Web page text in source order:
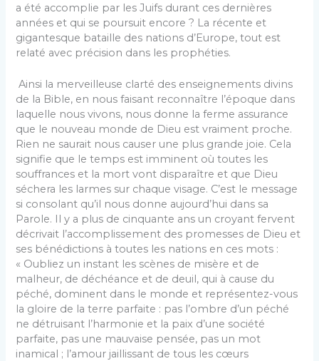
a été accomplie par les Juifs durant ces dernières
années et qui se poursuit encore ? La récente et
gigantesque bataille des nations d’Europe, tout est
relaté avec précision dans les prophéties.
Ainsi la merveilleuse clarté des enseignements divins
de la Bible, en nous faisant reconnaître l’époque dans
laquelle nous vivons, nous donne la ferme assurance
que le nouveau monde de Dieu est vraiment proche.
Rien ne saurait nous causer une plus grande joie. Cela
signifie que le temps est imminent où toutes les
souffrances et la mort vont disparaître et que Dieu
séchera les larmes sur chaque visage. C’est le message
si consolant qu’il nous donne aujourd’hui dans sa
Parole. Il y a plus de cinquante ans un croyant fervent
décrivait l’accomplissement des promesses de Dieu et
ses bénédictions à toutes les nations en ces mots :
« Oubliez un instant les scènes de misère et de
malheur, de déchéance et de deuil, qui à cause du
péché, dominent dans le monde et représentez-vous
la gloire de la terre parfaite : pas l’ombre d’un péché
ne détruisant l’harmonie et la paix d’une société
parfaite, pas une mauvaise pensée, pas un mot
inamical ; l’amour jaillissant de tous les cœurs